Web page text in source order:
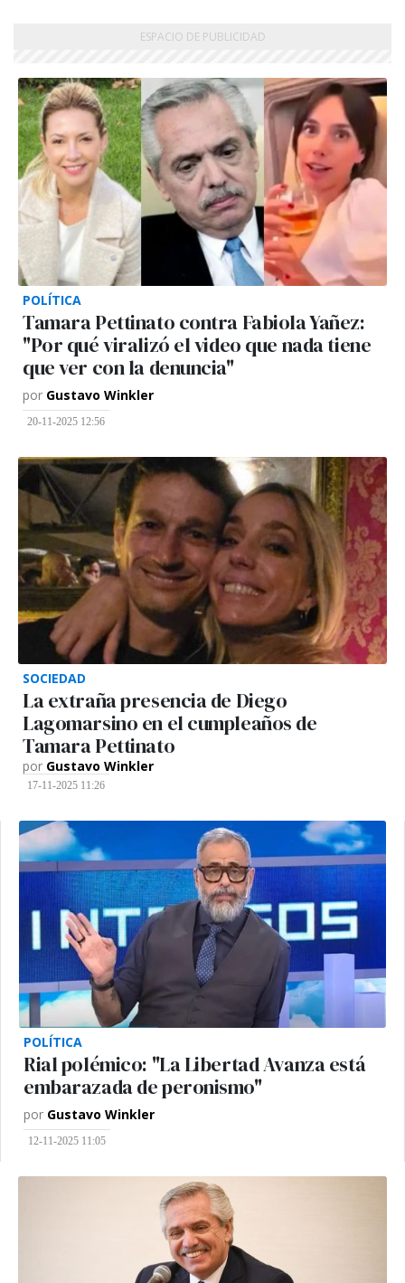
POLÍTICA
Tamara Pettinato contra Fabiola Yañez:
"Por qué viralizó el video que nada tiene
que ver con la denuncia"
por Gustavo Winkler
20-11-2025 12:56
SOCIEDAD
La extraña presencia de Diego
Lagomarsino en el cumpleaños de
Tamara Pettinato
por Gustavo Winkler
17-11-2025 11:26
POLÍTICA
Rial polémico: "La Libertad Avanza está
embarazada de peronismo"
por Gustavo Winkler
12-11-2025 11:05